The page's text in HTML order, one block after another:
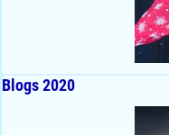
Blogs 2020